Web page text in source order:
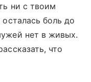
ни с твоим
боль до
нет в живых.
что